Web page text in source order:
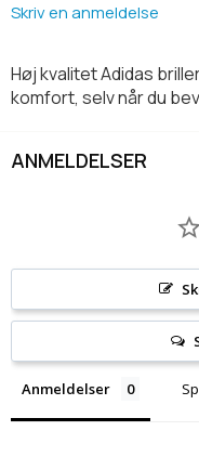
Skriv en anmeldelse
Høj kvalitet Adidas
komfort, selv når du
ANMELDELSER
Anmeldelser